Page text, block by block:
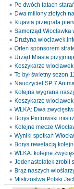
Po dwóch latach
Dwa miliony złotych
Kujavia przegrała
Samorząd
Drużyna
Orlen sponsorem
Urząd Miasta
Koszykarze
To był świetny sezon
Nauczyciel SP 7
Kolejna wygrana
Koszykarze
WLKA: Dwa
Borys Piotrowski
Kolejne mecze
Wyniki spotkań
Borys rewelacją
WLKA: kolejne
Jedenastolatek zrobił
Brąz naszych
Mistrzostwa Polski